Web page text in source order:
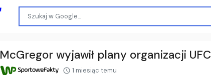
McGregor wyjawił plany organizacji UFC
1 miesiąc temu